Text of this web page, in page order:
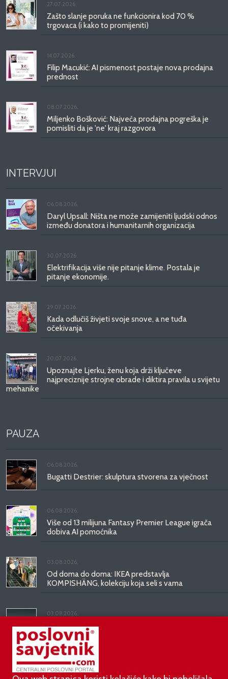
27.07.2026.
Zašto slanje poruka ne funkcionira kod 70 %
trgovaca (i kako to promijeniti)
14.07.2026.
Filip Macukić: AI pismenost postaje nova prodajna
prednost
08.07.2026.
Miljenko Bošković: Najveća prodajna pogreška je
pomisliti da je 'ne' kraj razgovora
INTERVJUI
06.08.2026.
Daryl Upsall: Ništa ne može zamijeniti ljudski odnos
između donatora i humanitarnih organizacija
30.07.2026.
Elektrifikacija više nije pitanje klime. Postala je
pitanje ekonomije.
29.07.2026.
Kada odlučiš živjeti svoje snove, a ne tuđa
očekivanja
20.07.2026.
Upoznajte Ljerku, ženu koja drži ključeve
najpreciznije strojne obrade i diktira pravila u svijetu
mehanike
PAUZA
06.08.2026.
Bugatti Destrier: skulptura stvorena za vječnost
06.08.2026.
Više od 13 milijuna Fantasy Premier League igrača
dobiva AI pomoćnika
03.08.2026.
Od doma do doma: IKEA predstavlja
KOMPISHÄNG, kolekciju koja seli s vama
03.08.2026.
Kineski BYD predstavio luksuznu limuzinu veću od
Mercedesove S-klase, obećava domet do 1.000
kilometara